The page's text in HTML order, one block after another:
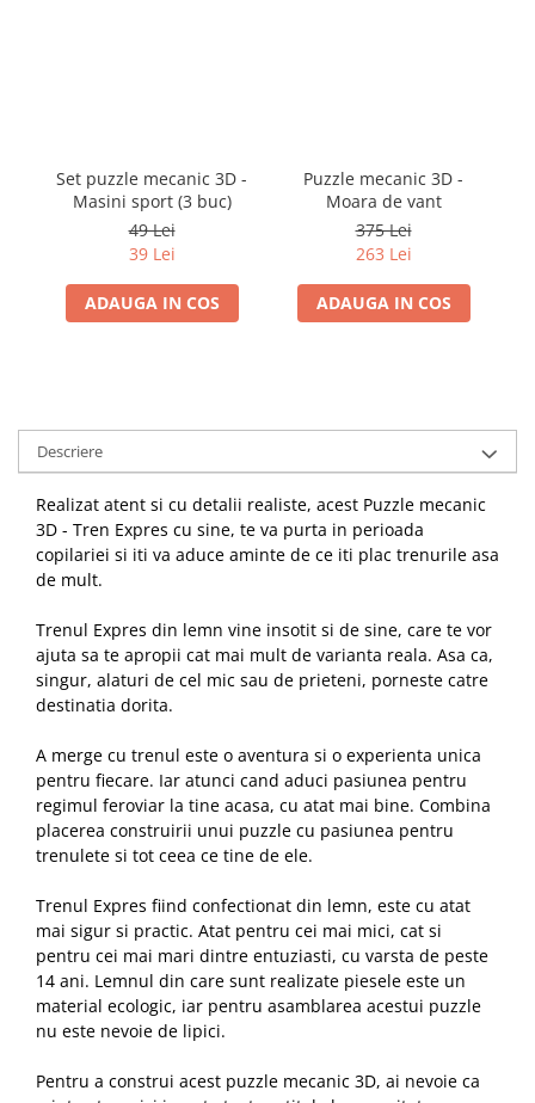
Set puzzle mecanic 3D -
Masini sport (3 buc)
49 Lei
39 Lei
ADAUGA IN COS
Puzzle mecanic 3D -
Moara de vant
375 Lei
263 Lei
ADAUGA IN COS
Descriere
Realizat atent si cu detalii realiste, acest Puzzle mecanic
3D - Tren Expres cu sine, te va purta in perioada
copilariei si iti va aduce aminte de ce iti plac trenurile asa
de mult.
Trenul Expres din lemn vine insotit si de sine, care te vor
ajuta sa te apropii cat mai mult de varianta reala. Asa ca,
singur, alaturi de cel mic sau de prieteni, porneste catre
destinatia dorita.
A merge cu trenul este o aventura si o experienta unica
pentru fiecare. Iar atunci cand aduci pasiunea pentru
regimul feroviar la tine acasa, cu atat mai bine. Combina
placerea construirii unui puzzle cu pasiunea pentru
trenulete si tot ceea ce tine de ele.
Trenul Expres fiind confectionat din lemn, este cu atat
mai sigur si practic. Atat pentru cei mai mici, cat si
pentru cei mai mari dintre entuziasti, cu varsta de peste
14 ani. Lemnul din care sunt realizate piesele este un
material ecologic, iar pentru asamblarea acestui puzzle
nu este nevoie de lipici.
Pentru a construi acest puzzle mecanic 3D, ai nevoie ca